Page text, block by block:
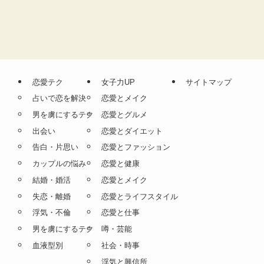
恋愛テク
占いで恋を解決
男を虜にするテク
出会い
告白・片思い
カップルの悩み
結婚・婚活
失恋・離婚
浮気・不倫
男を虜にするテク
血液型別
女子力UP
恋愛とメイク
恋愛とグルメ
恋愛とダイエット
恋愛とファッション
恋愛と健康
恋愛とメイク
恋愛とライフスタイル
恋愛と仕事
噂・芸能
社会・時事
浮気と興信所
サイトマップ